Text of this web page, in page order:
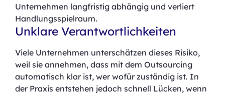
Unternehmen langfristig abhängig und verliert
Handlungsspielraum.
Unklare Verantwortlichkeiten
Viele Unternehmen unterschätzen dieses Risiko,
weil sie annehmen, dass mit dem Outsourcing
automatisch klar ist, wer wofür zuständig ist. In
der Praxis entstehen jedoch schnell Lücken, wenn